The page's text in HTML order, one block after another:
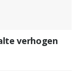
verhogen